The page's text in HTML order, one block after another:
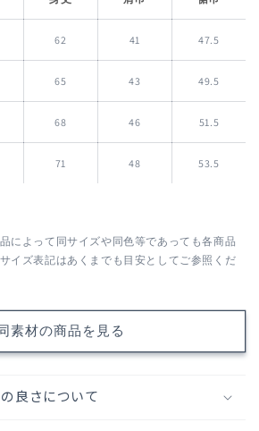
62 41 47.5
65 43 49.5
68 46 51.5
71 48 53.5
によって同サイズや同色等であっても各商品
イズ表記はあくまでも目安としてご参照くだ
素材の商品を見る
良さについて